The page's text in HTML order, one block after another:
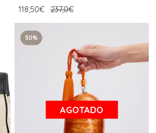
118,50€ 237,0€
50%
AGOTADO